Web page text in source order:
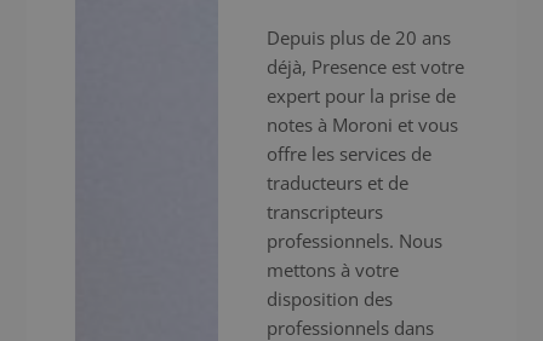
Depuis plus de 20 ans
déjà, Presence est votre
expert pour la prise de
notes à Moroni et vous
offre les services de
traducteurs et de
transcripteurs
professionnels. Nous
mettons à votre
disposition des
professionnels dans